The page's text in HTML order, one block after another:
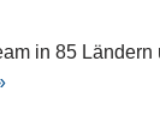
in 85